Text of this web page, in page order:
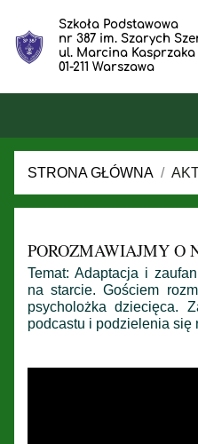
Szkoła Podstawowa
nr 387 im. Szarych
ul. Marcina Kasprzaka
01-211 Warszawa
STRONA GŁÓWNA /
POROZMAWIAJMY O
Temat: Adaptacja i
na starcie. Gościem
psycholożka dziecięca.
podcastu i podzielenia się